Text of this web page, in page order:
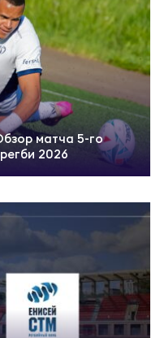
матча 5-го
2026